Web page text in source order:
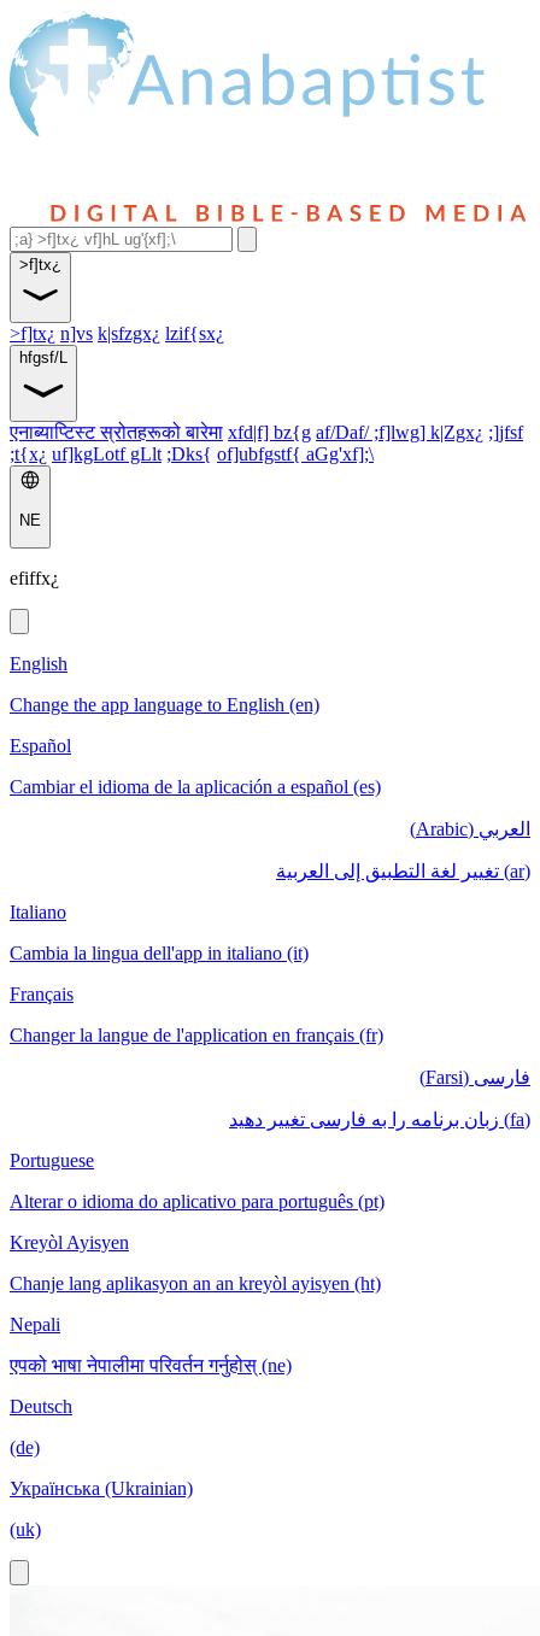
>f]tx¿
>f]tx¿ n]vs k|sfzgx¿ lzif{sx¿
hfgsf/L
एनाब्याप्टिस्ट स्रोतहरूको बारेमा xfd|f] bz{g af/Daf/ ;f]lwg] k|Zgx¿ ;]jfsf
;t{x¿ uf]kgLotf gLlt ;Dks{ of]ubfgstf{ aGg'xf];\
NE
efiffx¿
English
Change the app language to English (en)
Español
Cambiar el idioma de la aplicación a español (es)
العربي (Arabic)
(ar) تغيير لغة التطبيق إلى العربية
Italiano
Cambia la lingua dell'app in italiano (it)
Français
Changer la langue de l'application en français (fr)
فارسی (Farsi)
(fa) زبان برنامه را به فارسی تغییر دهید
Portuguese
Alterar o idioma do aplicativo para português (pt)
Kreyòl Ayisyen
Chanje lang aplikasyon an an kreyòl ayisyen (ht)
Nepali
एपको भाषा नेपालीमा परिवर्तन गर्नुहोस् (ne)
Deutsch
(de)
Українська (Ukrainian)
(uk)